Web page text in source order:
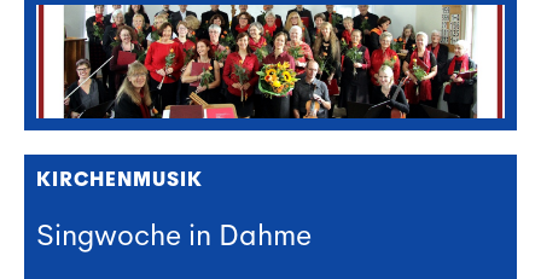
KIRCHENMUSIK
Singwoche in Dahme